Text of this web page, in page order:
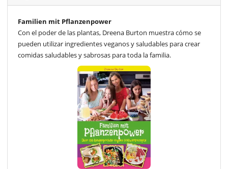
Familien mit Pflanzenpower
Con el poder de las plantas, Dreena Burton muestra cómo se
pueden utilizar ingredientes veganos y saludables para crear
comidas saludables y sabrosas para toda la familia.